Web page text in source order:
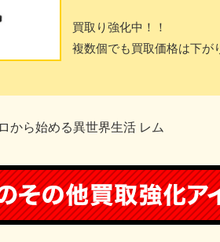
買取り強化中！！
複数個でも買取価格は下が
から始める異世界生活 レム